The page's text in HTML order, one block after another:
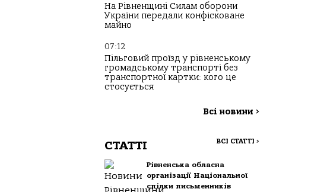
На Рівненщині Силам оборони
України передали конфісковане
майно
07:12
Пільговий проїзд у рівненському
громадському транспорті без
транспортної картки: кого це
стосується
Всі новини >
СТАТТІ ВСІ СТАТТІ >
Рівненська обласна
організації Національної
спілки письменників